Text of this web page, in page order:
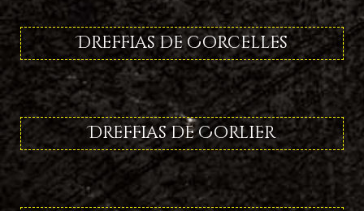
Dreffias de Corcelles
Dreffias de Corlier